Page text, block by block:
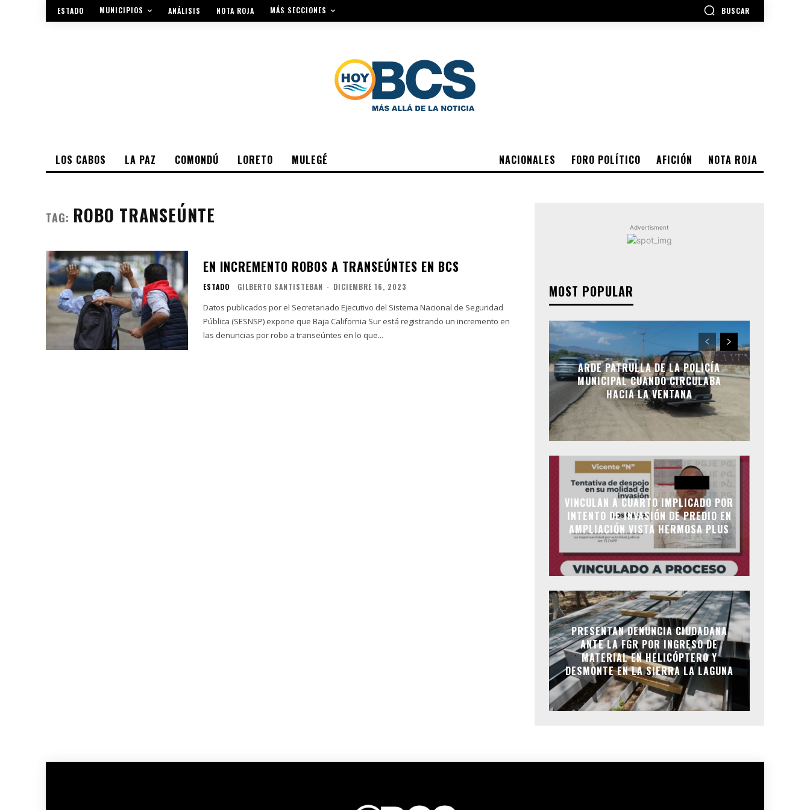
ESTADO MUNICIPIOS ANÁLISIS NOTA ROJA MÁS SECCIONES BUSCAR
NACIONALES FORO POLÍTICO AFICIÓN NOTA ROJA
LOS CABOS LA PAZ COMONDÚ LORETO MULEGÉ
TAG: ROBO TRANSEÚNTE
EN INCREMENTO ROBOS A TRANSEÚNTES EN BCS
ESTADO GILBERTO SANTISTEBAN - DICIEMBRE 16, 2023
Datos publicados por el Secretariado Ejecutivo del Sistema Nacional de Seguridad
Pública (SESNSP) expone que Baja California Sur está registrando un incremento en
las denuncias por robo a transeúntes en lo que...
Advertisment
MOST POPULAR
ARDE PATRULLA DE LA POLICÍA
MUNICIPAL CUANDO CIRCULABA
HACIA LA VENTANA
VINCULAN A CUARTO IMPLICADO POR
INTENTO DE INVASIÓN DE PREDIO EN
AMPLIACIÓN VISTA HERMOSA PLUS
PRESENTAN DENUNCIA CIUDADANA
ANTE LA FGR POR INGRESO DE
MATERIAL EN HELICÓPTERO Y
DESMONTE EN LA SIERRA LA LAGUNA